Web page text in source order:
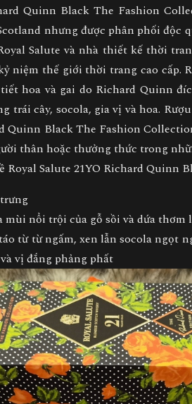
Quinn Black The Fashion
nhưng được phân phối
Salute và nhà thiết kế thời
niệm thế giới thời trang cao cấp.
hoa và gai do Richard Quinn
trái cây, socola, gia vị và hoa.
Quinn Black The Fashion
thân hoặc thưởng thức trong
Salute 21YO Richard Quinn
mùi nổi trội của gỗ sồi và dứa
từ từ ngấm, xen lẫn socola ngọt
vị đắng phảng phất